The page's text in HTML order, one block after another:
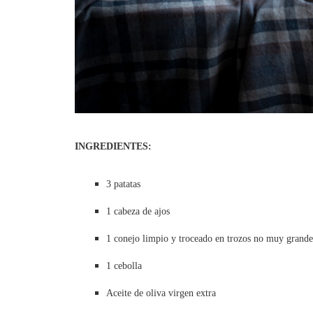
INGREDIENTES:
3 patatas
1 cabeza de ajos
1 conejo limpio y troceado en trozos no muy
1 cebolla
Aceite de oliva virgen extra